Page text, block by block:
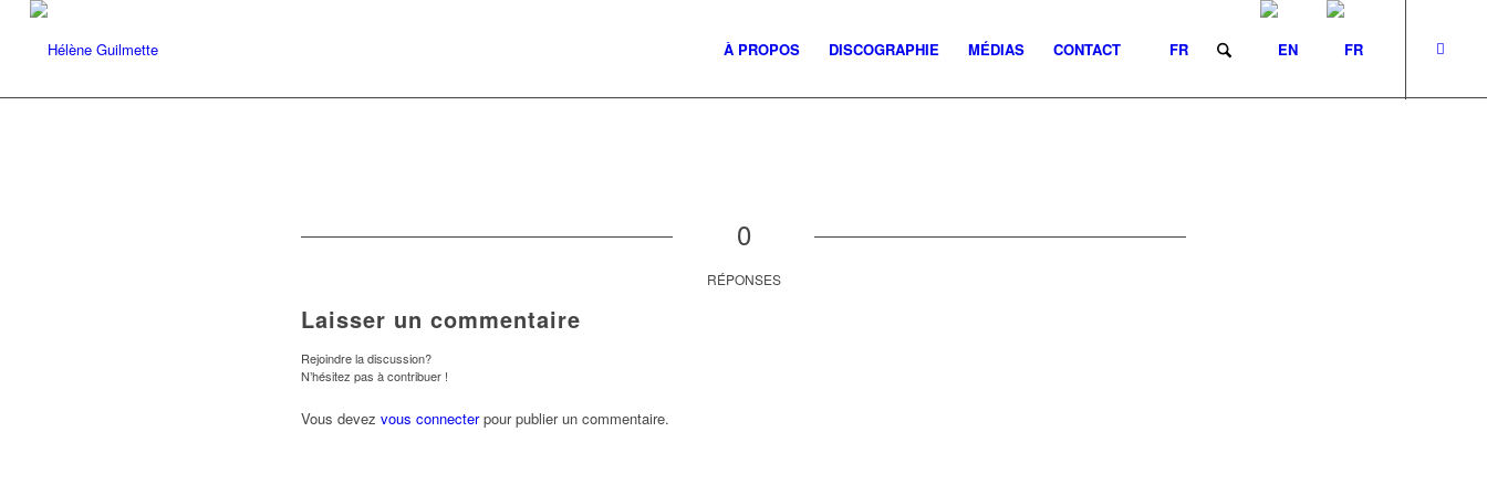
À PROPOS DISCOGRAPHIE MÉDIAS CONTACT FR
0
RÉPONSES
Laisser un commentaire
Rejoindre la discussion?
N’hésitez pas à contribuer !
Vous devez vous connecterpour publier un commentaire.